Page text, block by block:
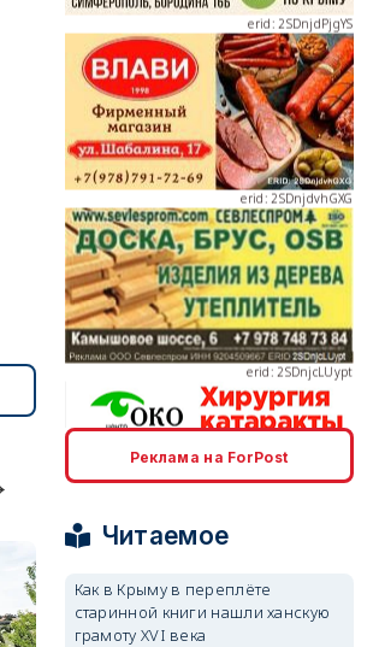
erid: 2SDnjdvhGXG
erid: 2SDnjcLUypt
Реклама на ForPost
Читаемое
Как в Крыму в переплёте
старинной книги нашли ханскую
грамоту XVI века